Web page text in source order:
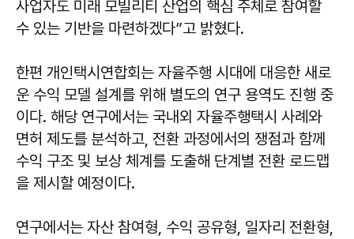
사업자도 미래 모빌리티 산업의 핵심 주체로 참여할
수 있는 기반을 마련하겠다”고 밝혔다.
한편 개인택시연합회는 자율주행 시대에 대응한 새로
운 수익 모델 설계를 위해 별도의 연구 용역도 진행 중
이다. 해당 연구에서는 국내외 자율주행택시 사례와
면허 제도를 분석하고, 전환 과정에서의 쟁점과 함께
수익 구조 및 보상 체계를 도출해 단계별 전환 로드맵
을 제시할 예정이다.
연구에서는 자산 참여형, 수익 공유형, 일자리 전환형,